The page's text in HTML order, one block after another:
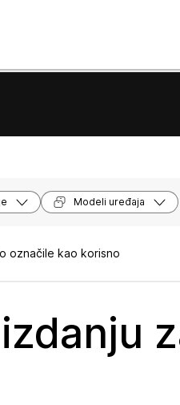
Modeli uređaja
označile kao korisno